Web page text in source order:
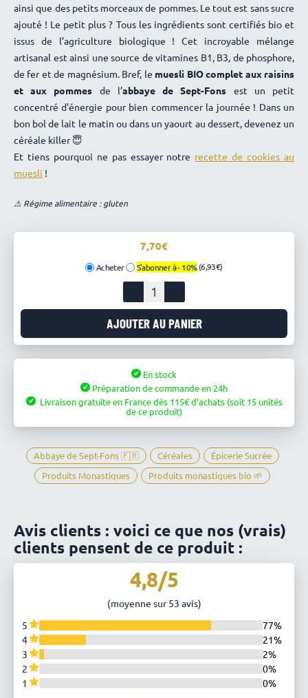
ainsi que des petits morceaux de pommes. Le tout est sans sucre
ajouté ! Le petit plus ? Tous les ingrédients sont certifiés bio et
issus de l’agriculture biologique ! Cet incroyable mélange
artisanal est ainsi une source de vitamines B1, B3, de phosphore,
de fer et de magnésium. Bref, le muesli BIO complet aux raisins
et aux pommes de l’abbaye de Sept-Fons est un petit
concentré d’énergie pour bien commencer la journée ! Dans un
bon bol de lait le matin ou dans un yaourt au dessert, devenez un
céréale killer 😇
Et tiens pourquoi ne pas essayer notre recette de cookies au
muesli !
⚠ Régime alimentaire : gluten
7,70
Acheter S'abonner à -10% (6,93€)
quantité
de
Muesli
BIO
complet
aux
raisins
et
aux
pommes
Abbaye
Notre-
Dame
AJOUTER AU PANIER
En stock
Préparation de commande en 24h
Livraison gratuite en Francedès 115d’achats (soit 15 unités
de ce produit)
Abbaye de Sept-Fons 🇫🇷 Céréales
Épicerie Sucrée
Produits Monastiques
Produits monastiques bio 🌱
Avis clients : voici ce que nos (vrais)
clients pensent de ce produit :
4,8/5
(moyenne sur 53 avis)
5
77%
4
21%
3
2%
2
0%
1
0%